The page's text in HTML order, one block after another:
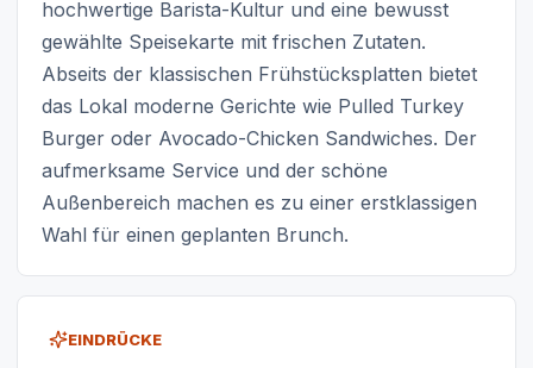
hochwertige Barista-Kultur und eine bewusst
gewählte Speisekarte mit frischen Zutaten.
Abseits der klassischen Frühstücksplatten bietet
das Lokal moderne Gerichte wie Pulled Turkey
Burger oder Avocado-Chicken Sandwiches. Der
aufmerksame Service und der schöne
Außenbereich machen es zu einer erstklassigen
Wahl für einen geplanten Brunch.
EINDRÜCKE